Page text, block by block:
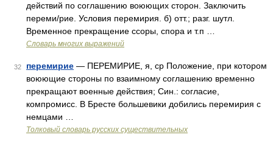
действий по соглашению воюющих сторон. Заключить
переми/рие. Условия перемирия. б) отт.; разг. шутл.
Временное прекращение ссоры, спора и т.п …
Словарь многих выражений
32 перемирие — ПЕРЕМИРИЕ, я, ср Положение, при котором
воюющие стороны по взаимному соглашению временно
прекращают военные действия; Син.: согласие,
компромисс. В Бресте большевики добились перемирия с
немцами …
Толковый словарь русских существительных